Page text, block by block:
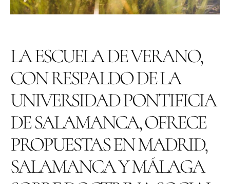
LA ESCUELA DE VERANO,
CON RESPALDO DE LA
UNIVERSIDAD PONTIFICIA
DE SALAMANCA, OFRECE
PROPUESTAS EN MADRID,
SALAMANCA Y MÁLAGA